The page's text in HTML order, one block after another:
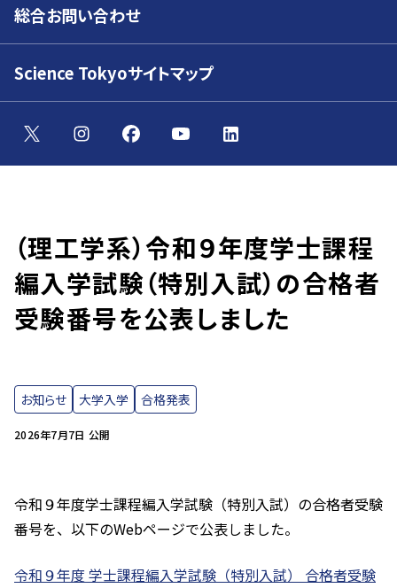
総合お問い合わせ
Science Tokyoサイトマップ
（理工学系）令和９年度学士課程
編入学試験（特別入試）の合格者
受験番号を公表しました
2026年7月7日 公開
お知らせ 大学入学 合格発表
令和９年度学士課程編入学試験（特別入試）の合格者受験
番号を、以下のWebページで公表しました。
令和９年度 学士課程編入学試験（特別入試） 合格者受験